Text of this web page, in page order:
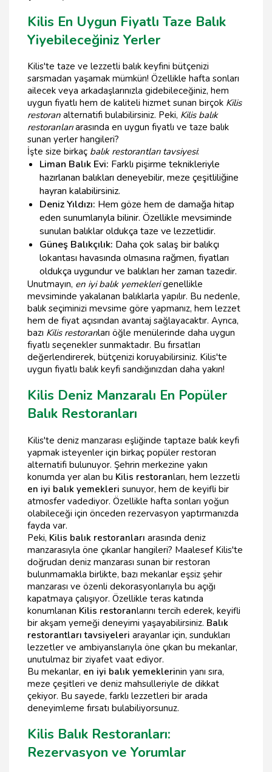
Kilis En Uygun Fiyatlı Taze Balık
Yiyebileceğiniz Yerler
Kilis'te taze ve lezzetli balık keyfini bütçenizi
sarsmadan yaşamak mümkün! Özellikle hafta sonları
ailecek veya arkadaşlarınızla gidebileceğiniz, hem
uygun fiyatlı hem de kaliteli hizmet sunan birçok Kilis
restoran alternatifi bulabilirsiniz. Peki, Kilis balık
restoranlarıarasında en uygun fiyatlı ve taze balık
sunan yerler hangileri?
İşte size birkaç balık restorantları tavsiyesi:
Liman Balık Evi: Farklı pişirme teknikleriyle
hazırlanan balıkları deneyebilir, meze çeşitliliğine
hayran kalabilirsiniz.
Deniz Yıldızı: Hem göze hem de damağa hitap
eden sunumlarıyla bilinir. Özellikle mevsiminde
sunulan balıklar oldukça taze ve lezzetlidir.
Güneş Balıkçılık: Daha çok salaş bir balıkçı
lokantası havasında olmasına rağmen, fiyatları
oldukça uygundur ve balıkları her zaman tazedir.
Unutmayın, en iyi balık yemeklerigenellikle
mevsiminde yakalanan balıklarla yapılır. Bu nedenle,
balık seçiminizi mevsime göre yapmanız, hem lezzet
hem de fiyat açısından avantaj sağlayacaktır. Ayrıca,
bazı Kilis restoranları öğle menülerinde daha uygun
fiyatlı seçenekler sunmaktadır. Bu fırsatları
değerlendirerek, bütçenizi koruyabilirsiniz. Kilis'te
uygun fiyatlı balık keyfi sandığınızdan daha yakın!
Kilis Deniz Manzaralı En Popüler
Balık Restoranları
Kilis'te deniz manzarası eşliğinde taptaze balık keyfi
yapmak isteyenler için birkaç popüler restoran
alternatifi bulunuyor. Şehrin merkezine yakın
konumda yer alan bu Kilis restoranları, hem lezzetli
en iyi balık yemekleri sunuyor, hem de keyifli bir
atmosfer vadediyor. Özellikle hafta sonları yoğun
olabileceği için önceden rezervasyon yaptırmanızda
fayda var.
Peki, Kilis balık restoranları arasında deniz
manzarasıyla öne çıkanlar hangileri? Maalesef Kilis'te
doğrudan deniz manzarası sunan bir restoran
bulunmamakla birlikte, bazı mekanlar eşsiz şehir
manzarası ve özenli dekorasyonlarıyla bu açığı
kapatmaya çalışıyor. Özellikle teras katında
konumlanan Kilis restoranlarını tercih ederek, keyifli
bir akşam yemeği deneyimi yaşayabilirsiniz. Balık
restorantları tavsiyeleri arayanlar için, sundukları
lezzetler ve ambiyanslarıyla öne çıkan bu mekanlar,
unutulmaz bir ziyafet vaat ediyor.
Bu mekanlar, en iyi balık yemeklerinin yanı sıra,
meze çeşitleri ve deniz mahsulleriyle de dikkat
çekiyor. Bu sayede, farklı lezzetleri bir arada
deneyimleme fırsatı bulabiliyorsunuz.
Kilis Balık Restoranları:
Rezervasyon ve Yorumlar